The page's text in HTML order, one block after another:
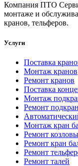
Компания ПТО
монтаже и
кранов, тельферов.
Услуги
Поставка
Монтаж кранов
Ремонт кранов
Поставка
Монтаж
Ремонт
Монтаж кран
Ремонт
Ремонт кран
Ремонт
Ремонт талей